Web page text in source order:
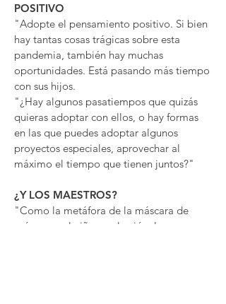
POSITIVO
"Adopte el pensamiento positivo. Si bien
hay tantas cosas trágicas sobre esta
pandemia, también hay muchas
oportunidades. Está pasando más tiempo
con sus hijos.
"¿Hay algunos pasatiempos que quizás
quieras adoptar con ellos, o hay formas
en las que puedes adoptar algunos
proyectos especiales, aprovechar al
máximo el tiempo que tienen juntos?"
¿Y LOS MAESTROS?
"Como la metáfora de la máscara de
oxígeno y el niño en el avión, los